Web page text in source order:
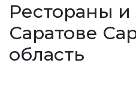
Рестораны
Саратове
область